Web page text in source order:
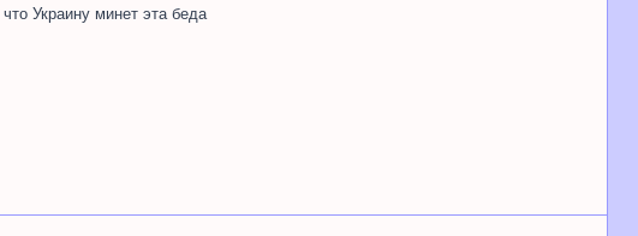
Украину минет эта беда